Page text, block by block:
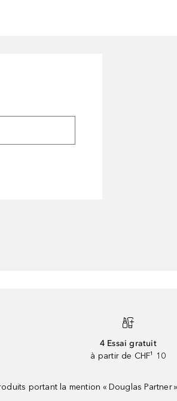
4 Essai gratuit
à partir de CHF¹ 10
portant la mention « Douglas